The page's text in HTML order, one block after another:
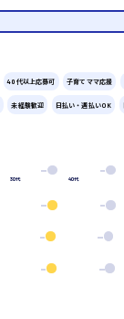
40代以上応募可 子育てママ応援
未経験歓迎 日払い・週払いOK
30代 40代